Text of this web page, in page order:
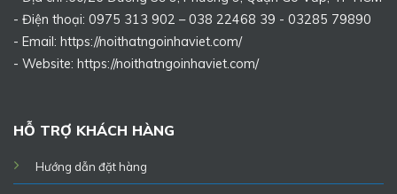
- Điện thoại: 0975 313 902 – 038 22468 39 - 03285 79890
- Email: https://noithatngoinhaviet.com/
- Website: https://noithatngoinhaviet.com/
HỖ TRỢ KHÁCH HÀNG
Hướng dẫn đặt hàng